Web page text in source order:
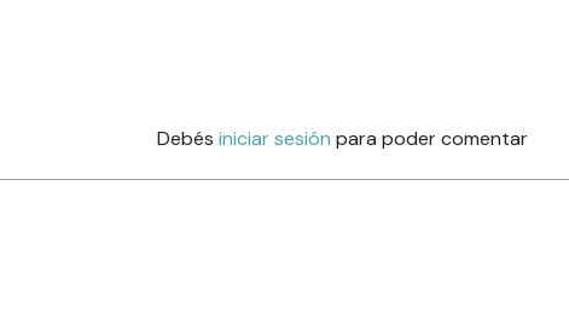
Debés iniciar sesión para poder comentar